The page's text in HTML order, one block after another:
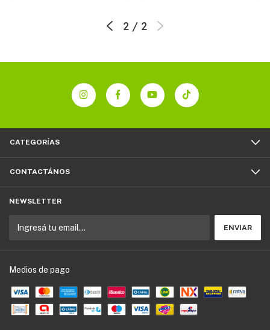
2 / 2
CATEGORÍAS
CONTACTÁNOS
NEWSLETTER
Medios de pago